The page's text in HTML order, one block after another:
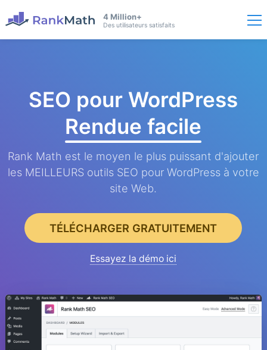
4 Million+
Des utilisateurs satisfaits
SEO pour WordPress
Rendue facile
Rank Math est le moyen le plus puissant d'ajouter
les MEILLEURS outils SEO pour WordPress à votre
site Web.
TÉLÉCHARGER GRATUITEMENT
Essayez la démo ici